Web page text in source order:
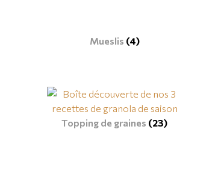
Mueslis (4)
Topping de graines (23)